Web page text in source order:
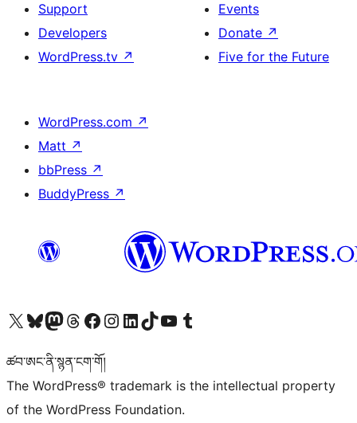
Support
Developers
WordPress.tv ↗
Events
Donate ↗
Five for the Future
WordPress.com ↗
Matt ↗
bbPress ↗
BuddyPress ↗
Visit our X (formerly Twitter) account
Visit our Bluesky account
Visit our Mastodon account
Visit our Threads account
Visit our Facebook page
Visit our Instagram account
Visit our LinkedIn account
Visit our TikTok account
Visit our YouTube channel
Visit our Tumblr account
ཚབ་ཨང་ནི་སྙན་ངག་གོ།
The WordPress® trademark is the intellectual property
of the WordPress Foundation.